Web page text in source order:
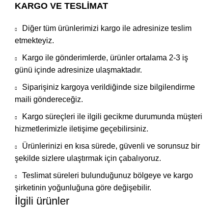
KARGO VE TESLİMAT
Diğer tüm ürünlerimizi kargo ile adresinize teslim
etmekteyiz.
Kargo ile gönderimlerde, ürünler ortalama 2-3 iş
günü içinde adresinize ulaşmaktadır.
Siparişiniz kargoya verildiğinde size bilgilendirme
maili göndereceğiz.
Kargo süreçleri ile ilgili gecikme durumunda müşteri
hizmetlerimizle iletişime geçebilirsiniz.
Ürünlerinizi en kısa sürede, güvenli ve sorunsuz bir
şekilde sizlere ulaştırmak için çabalıyoruz.
Teslimat süreleri bulunduğunuz bölgeye ve kargo
şirketinin yoğunluğuna göre değişebilir.
İlgili ürünler